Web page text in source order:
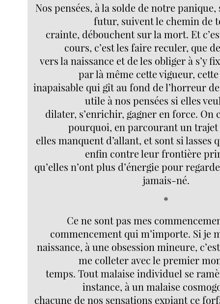
Nos pensées, à la solde de notre panique,
futur, suivent le chemin de
crainte, débouchent sur la mort. Et
cours, c’est les faire reculer, que
vers la naissance et de les obliger à s’y
par là même cette vigueur,
inapaisable qui gît au fond de l’horreur
utile à nos pensées si elles
dilater, s’enrichir, gagner en force. On
pourquoi, en parcourant un
elles manquent d’allant, et sont si lasses
enfin contre leur frontière
qu’elles n’ont plus d’énergie pour
jamais-né.
*
Ce ne sont pas mes
commencement qui m’importe. Si je
naissance, à une obsession mineure,
me colleter avec le premier
temps. Tout malaise individuel se
instance, à un malaise
chacune de nos sensations expiant ce